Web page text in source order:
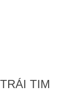
TIM